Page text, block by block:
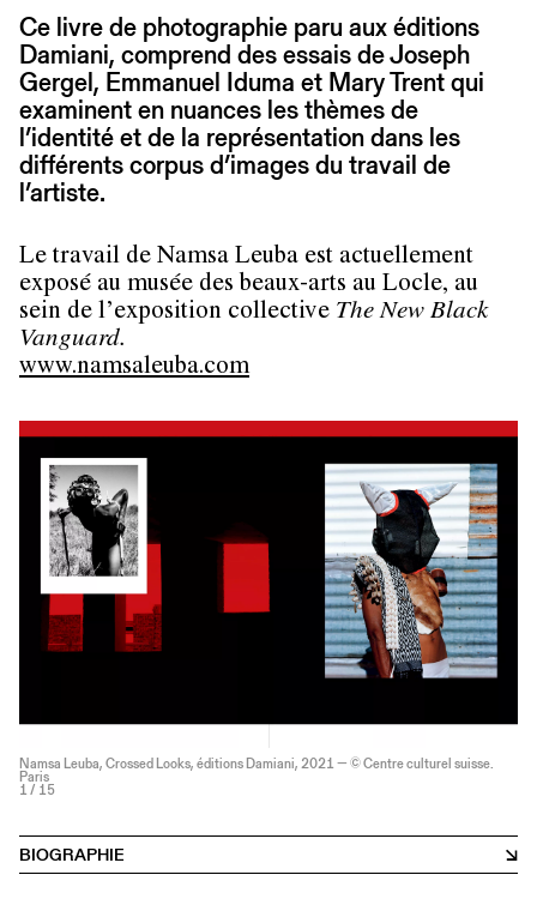
Ce livre de photographie paru aux éditions
Damiani, comprend des essais de Joseph
Gergel, Emmanuel Iduma et Mary Trent qui
examinent en nuances les thèmes de
l’identité et de la représentation dans les
différents corpus d’images du travail de
l’artiste.
Le travail de Namsa Leuba est actuellement
exposé au musée des beaux-arts au Locle, au
sein de l’exposition collective The New Black
Vanguard.
www.namsaleuba.com
Namsa Leuba, Crossed Looks, éditions Damiani, 2021 — © Centre culturel suisse.
Paris
1 / 15
BIOGRAPHIE